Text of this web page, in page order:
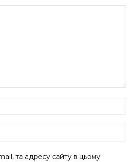
та адресу сайту в цьому